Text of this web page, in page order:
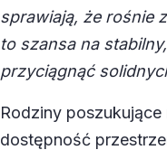
sprawiają, że rośnie
to szansa na
przyciągnąć
Rodziny
dostępność